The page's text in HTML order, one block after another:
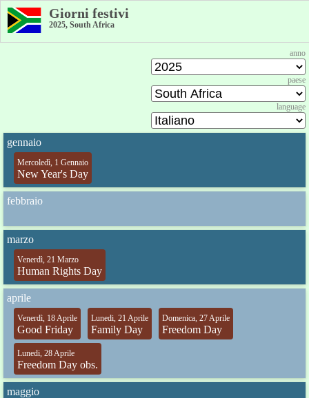
Giorni festivi
2025, South Africa
anno
paese
language
gennaio
Mercoledì, 1 Gennaio
New Year's Day
febbraio
marzo
Venerdì, 21 Marzo
Human Rights Day
aprile
Venerdì, 18 Aprile
Good Friday
Lunedi, 21 Aprile
Family Day
Domenica, 27 Aprile
Freedom Day
Lunedi, 28 Aprile
Freedom Day obs.
maggio